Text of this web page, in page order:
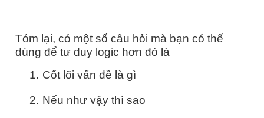
Tóm lại, có một số câu hỏi mà bạn có thể
dùng để tư duy logic hơn đó là
1. Cốt lõi vấn đề là gì
2. Nếu như vậy thì sao